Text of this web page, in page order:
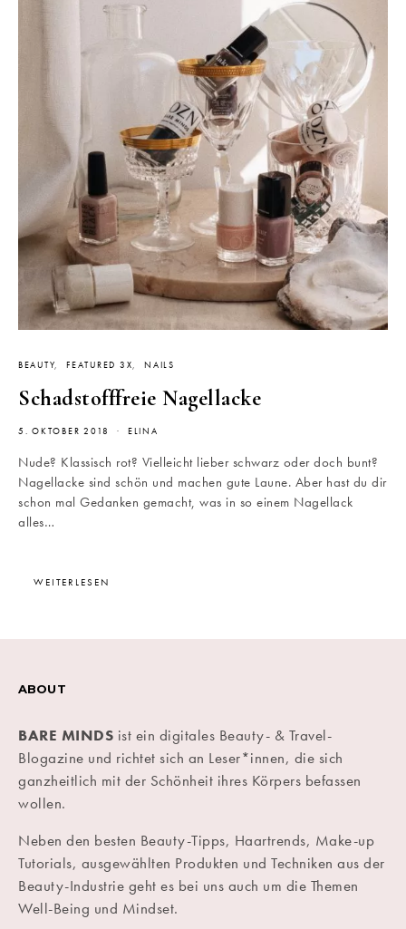
BEAUTY FEATURED 3X NAILS
Schadstofffreie Nagellacke
5. OKTOBER 2018 ELINA
Nude? Klassisch rot? Vielleicht lieber schwarz oder doch bunt?
Nagellacke sind schön und machen gute Laune. Aber hast du dir
schon mal Gedanken gemacht, was in so einem Nagellack
alles…
WEITERLESEN
ABOUT
BARE MINDS ist ein digitales Beauty- & Travel-
Blogazine und richtet sich an Leser*innen, die sich
ganzheitlich mit der Schönheit ihres Körpers befassen
wollen.
Neben den besten Beauty-Tipps, Haartrends, Make-up
Tutorials, ausgewählten Produkten und Techniken aus der
Beauty-Industrie geht es bei uns auch um die Themen
Well-Being und Mindset.